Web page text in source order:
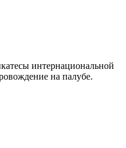
интернациональной
на палубе.